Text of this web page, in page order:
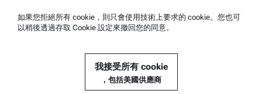
公司
歷史
如果您拒絕所有 cookie，則只會使用技術上要求的 cookie。您也可
以稍後透過存取 Cookie 設定來撤回您的同意。
我接受所有 cookie
，包括美國供應商